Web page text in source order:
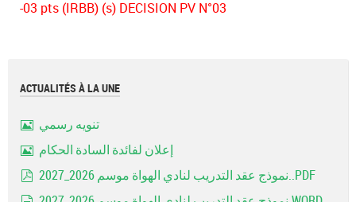
-03 pts (IRBB) (s) DECISION PV N°03
ACTUALITÉS À LA UNE
تنويه رسمي
إعلان لفائدة السادة الحكام
نموذج عقد التدريب لنادي الهواة موسم 2026_2027..PDF